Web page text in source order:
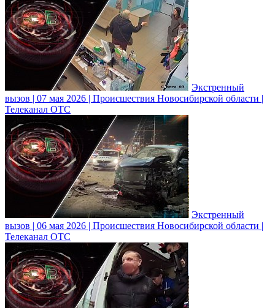
Экстренный
вызов | 07 мая 2026 | Происшествия Новосибирской области |
Телеканал ОТС
Экстренный
вызов | 06 мая 2026 | Происшествия Новосибирской области |
Телеканал ОТС